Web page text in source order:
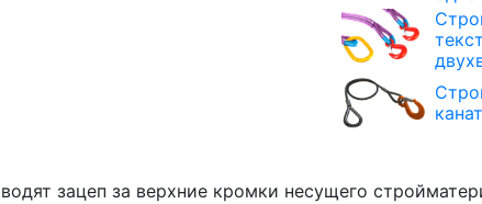
зацеп за верхние кромки несущего